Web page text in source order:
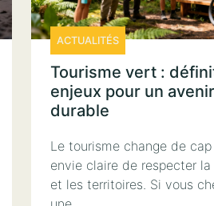
ACTUALITÉS
Tourisme vert :
enjeux pour un avenir
durable
Le tourisme change de
envie claire de respecter
et les territoires. Si vous